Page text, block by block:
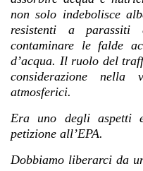
non solo indebolisce
resistenti a
contaminare le falde
d’acqua. Il ruolo del
considerazione nella
atmosferici.
Era uno degli aspetti
petizione all’EPA.
Dobbiamo liberarci da